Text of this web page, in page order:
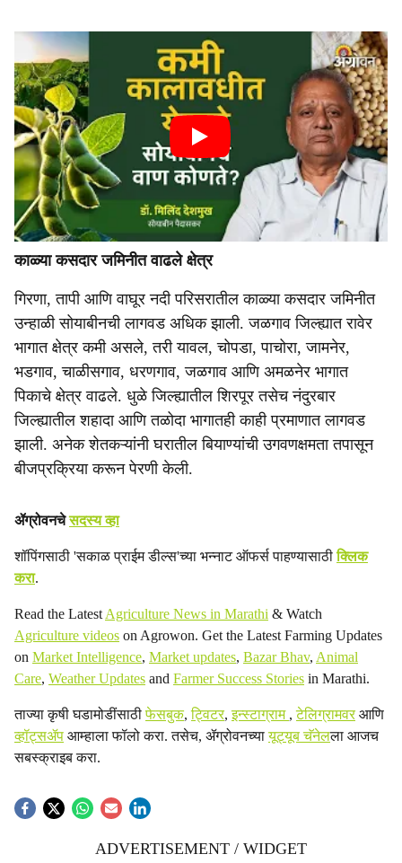
काळ्या कसदार जमिनीत वाढले क्षेत्र
गिरणा, तापी आणि वाघूर नदी परिसरातील काळ्या कसदार जमिनीत
उन्हाळी सोयाबीनची लागवड अधिक झाली. जळगाव जिल्ह्यात रावेर
भागात क्षेत्र कमी असले, तरी यावल, चोपडा, पाचोरा, जामनेर,
भडगाव, चाळीसगाव, धरणगाव, जळगाव आणि अमळनेर भागात
पिकाचे क्षेत्र वाढले. धुळे जिल्ह्यातील शिरपूर तसेच नंदुरबार
जिल्ह्यातील शहादा आणि तळोदा भागातही काही प्रमाणात लागवड
झाली. अनेक शेतकऱ्यांनी घरातील बियाण्यांची उगवणक्षमता तपासून
बीजप्रक्रिया करून पेरणी केली.
ॲग्रोवनचेसदस्य व्हा
शॉपिंगसाठी 'सकाळ प्राईम डील्स'च्या भन्नाट ऑफर्स पाहण्यासाठीक्लिक
करा.
Read the Latest Agriculture News in Marathi & Watch
Agriculture videos on Agrowon. Get the Latest Farming Updates
on Market Intelligence, Market updates, Bazar Bhav, Animal
Care, Weather Updates and Farmer Success Stories in Marathi.
ताज्या कृषी घडामोडींसाठीफेसबुक,ट्विटर,इन्स्टाग्राम ,टेलिग्रामवरआणि
व्हॉट्सॲप आम्हाला फॉलो करा. तसेच, ॲग्रोवनच्यायूट्यूब चॅनेलला आजच
सबस्क्राइब करा.
ADVERTISEMENT / WIDGET